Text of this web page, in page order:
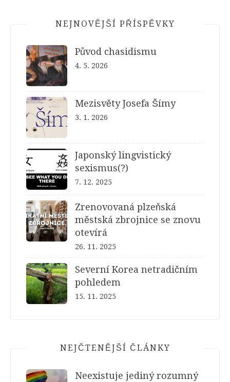
NEJNOVĚJŠÍ PŘÍSPĚVKY
Původ chasidismu
4. 5. 2026
Mezisvěty Josefa Šímy
3. 1. 2026
Japonský lingvistický
sexismus(?)
7. 12. 2025
Zrenovovaná plzeňská
městská zbrojnice se znovu
otevírá
26. 11. 2025
Severní Korea netradičním
pohledem
15. 11. 2025
NEJČTENĚJŠÍ ČLÁNKY
Neexistuje jediný rozumný